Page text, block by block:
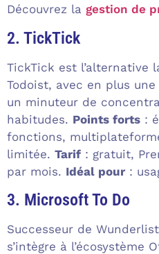
Découvrez la gestion de
2. TickTick
TickTick est l’alternative
Todoist, avec en plus
un minuteur de
habitudes. Points forts :
fonctions,
limitée. Tarif : gratuit,
par mois. Idéal pour :
3. Microsoft To Do
Successeur de
s’intègre à l’écosystème